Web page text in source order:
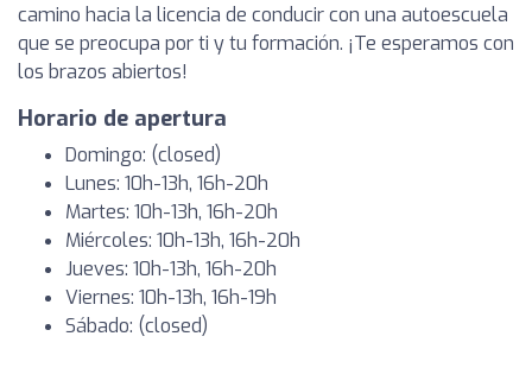
camino hacia la licencia de conducir con una autoescuela
que se preocupa por ti y tu formación. ¡Te esperamos con
los brazos abiertos!
Horario de apertura
Domingo: (closed)
Lunes: 10h-13h, 16h-20h
Martes: 10h-13h, 16h-20h
Miércoles: 10h-13h, 16h-20h
Jueves: 10h-13h, 16h-20h
Viernes: 10h-13h, 16h-19h
Sábado: (closed)